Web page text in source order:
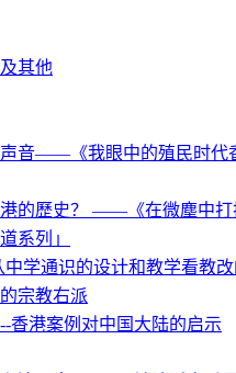
其他
音——《我眼中的殖民时代
的歷史？ ——《在微塵中
系列」
学通识的设计和教学看教
宗教右派
香港案例对中国大陆的启示